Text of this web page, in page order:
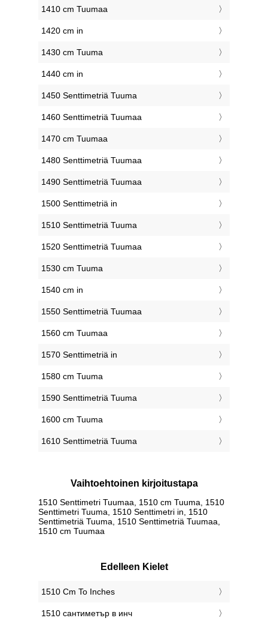
1410 cm Tuumaa
1420 cm in
1430 cm Tuuma
1440 cm in
1450 Senttimetriä Tuuma
1460 Senttimetriä Tuumaa
1470 cm Tuumaa
1480 Senttimetriä Tuumaa
1490 Senttimetriä Tuumaa
1500 Senttimetriä in
1510 Senttimetriä Tuuma
1520 Senttimetriä Tuumaa
1530 cm Tuuma
1540 cm in
1550 Senttimetriä Tuumaa
1560 cm Tuumaa
1570 Senttimetriä in
1580 cm Tuuma
1590 Senttimetriä Tuuma
1600 cm Tuuma
1610 Senttimetriä Tuuma
Vaihtoehtoinen kirjoitustapa
1510 Senttimetri Tuumaa, 1510 cm Tuuma, 1510
Senttimetri Tuuma, 1510 Senttimetri in, 1510
Senttimetriä Tuuma, 1510 Senttimetriä Tuumaa,
1510 cm Tuumaa
Edelleen Kielet
‎1510 Cm To Inches
‎1510 сантиметър в инч